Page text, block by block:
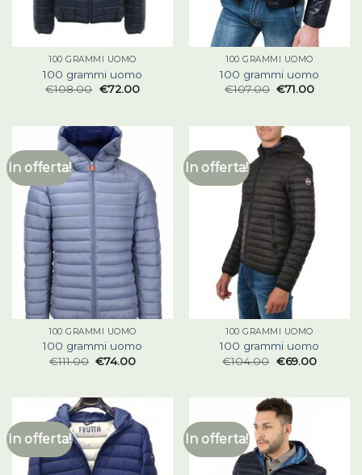
100 GRAMMI UOMO
100 grammi uomo
€108.00 €72.00
100 GRAMMI UOMO
100 grammi uomo
€107.00 €71.00
In offerta!
100 GRAMMI UOMO
100 grammi uomo
€111.00 €74.00
In offerta!
100 GRAMMI UOMO
100 grammi uomo
€104.00 €69.00
In offerta! In offerta!